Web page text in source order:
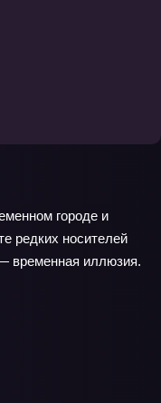
городе и
редких носителей
временная иллюзия.